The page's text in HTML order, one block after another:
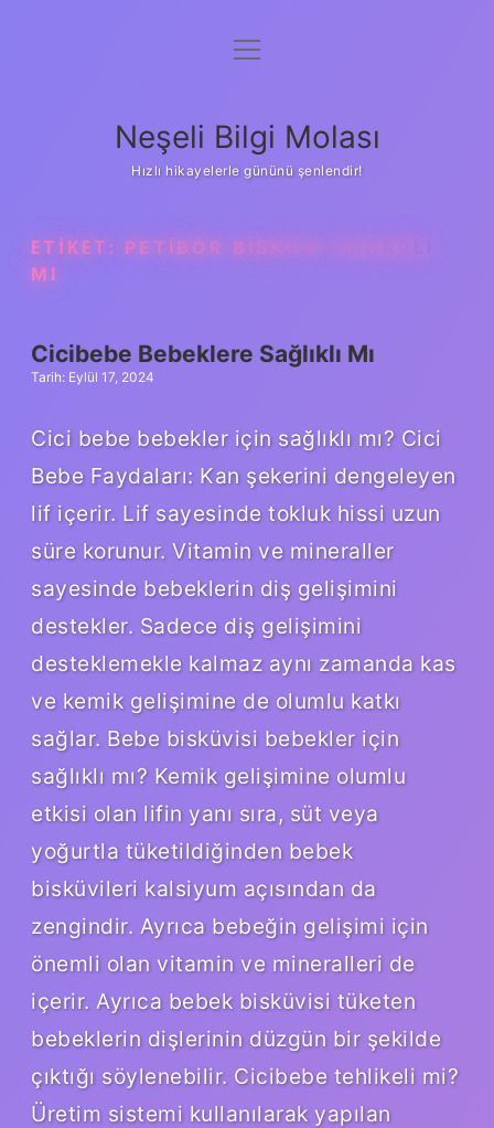
Anasayfa
Yasal Uyarı
menüyü
Neşeli Bilgi Molası
Hızlı hikayelerle gününü şenlendir!
ETIKET: PETIBÖR BISKÜVI ZARARLI
MI
Cicibebe Bebeklere Sağlıklı Mı
Tarih: Eylül 17, 2024
Cici bebe bebekler için sağlıklı mı? Cici
Bebe Faydaları: Kan şekerini dengeleyen
lif içerir. Lif sayesinde tokluk hissi uzun
süre korunur. Vitamin ve mineraller
sayesinde bebeklerin diş gelişimini
destekler. Sadece diş gelişimini
desteklemekle kalmaz aynı zamanda kas
ve kemik gelişimine de olumlu katkı
sağlar. Bebe bisküvisi bebekler için
sağlıklı mı? Kemik gelişimine olumlu
etkisi olan lifin yanı sıra, süt veya
yoğurtla tüketildiğinden bebek
bisküvileri kalsiyum açısından da
zengindir. Ayrıca bebeğin gelişimi için
önemli olan vitamin ve mineralleri de
içerir. Ayrıca bebek bisküvisi tüketen
bebeklerin dişlerinin düzgün bir şekilde
çıktığı söylenebilir. Cicibebe tehlikeli mi?
Üretim sistemi kullanılarak yapılan